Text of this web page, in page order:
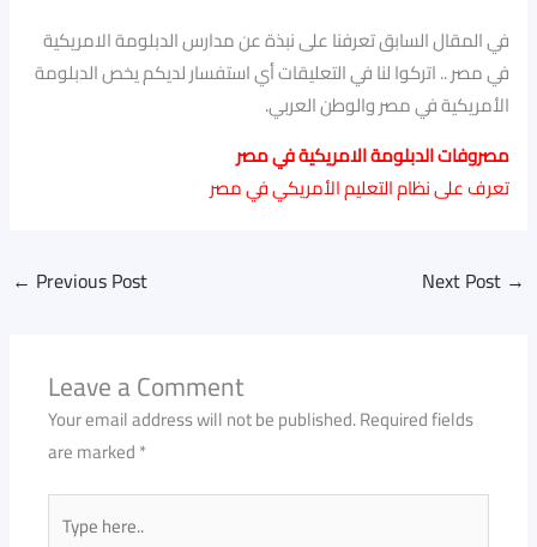
في المقال السابق تعرفنا على نبذة عن مدارس الدبلومة الامريكية
في مصر .. اتركوا لنا في التعليقات أي استفسار لديكم يخص الدبلومة
الأمريكية في مصر والوطن العربي.
مصروفات الدبلومة الامريكية في مصر
تعرف على نظام التعليم الأمريكي في مصر
← Previous Post Next Post →
Leave a Comment
Your email address will not be published.Required fields
are marked*